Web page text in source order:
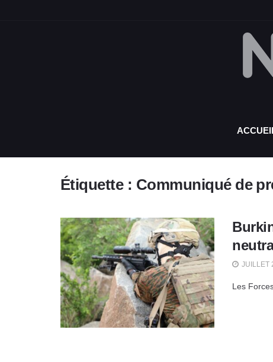
Étiquette : Communiqué de
JUILLET
Les